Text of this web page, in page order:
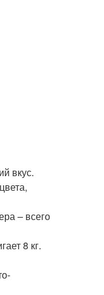
вкус.
– всего
8 кг.